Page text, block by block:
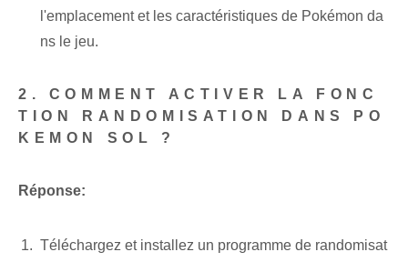
l'emplacement et les caractéristiques de Pokémon da
ns le jeu.
2. COMMENT ACTIVER LA FONC
TION RANDOMISATION DANS PO
KEMON SOL ?
Réponse:
Téléchargez et installez un programme de randomisat